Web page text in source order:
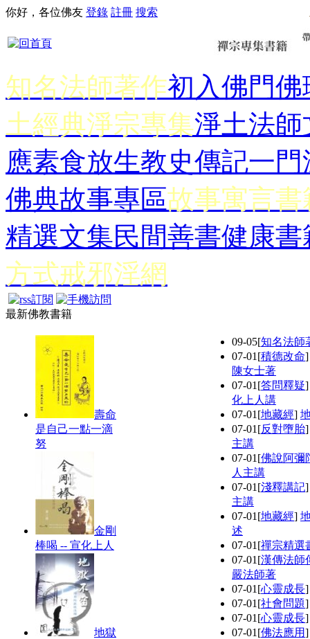
你好，各位佛友 登錄 註冊 搜索
知名法師著作初入佛門佛
土經典淨宗專集淨土法師
應素食放生教史傳記一門
佛典故事專區故事寓言書
精選文集民間善書健康書
方式戒邪淫網
最新佛教書籍
壽命
是自己一點一滴
努
金剛
棒喝 -- 宣化上人
地獄
09-05[知名法師
07-01 [積德改命
陳女士著
07-01 [答問釋疑
化上人講
07-01 [地藏經]
07-01 [反對墮胎
主講
07-01 [佛說阿彌
人主講
07-01 [淺釋講記
主講
07-01 [地藏經]
述
07-01 [禪宗精選
07-01 [漢傳法師
嚴法師著
07-01 [心靈成長
07-01 [社會問題
07-01 [心靈成長
07-01 [佛法應用